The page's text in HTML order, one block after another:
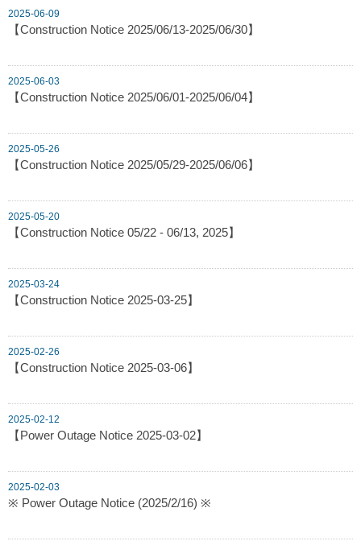
2025-06-09
【Construction Notice 2025/06/13-2025/06/30】
2025-06-03
【Construction Notice 2025/06/01-2025/06/04】
2025-05-26
【Construction Notice 2025/05/29-2025/06/06】
2025-05-20
【Construction Notice 05/22 - 06/13, 2025】
2025-03-24
【Construction Notice 2025-03-25】
2025-02-26
【Construction Notice 2025-03-06】
2025-02-12
【Power Outage Notice 2025-03-02】
2025-02-03
※ Power Outage Notice (2025/2/16) ※